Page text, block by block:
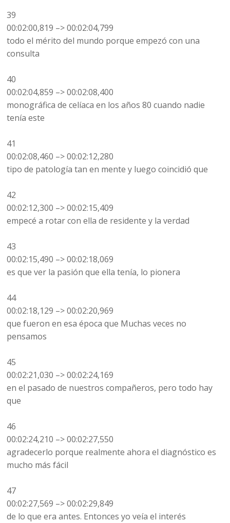
39
00:02:00,819 –> 00:02:04,799
todo el mérito del mundo porque empezó con una
consulta
40
00:02:04,859 –> 00:02:08,400
monográfica de celíaca en los años 80 cuando nadie
tenía este
41
00:02:08,460 –> 00:02:12,280
tipo de patología tan en mente y luego coincidió que
42
00:02:12,300 –> 00:02:15,409
empecé a rotar con ella de residente y la verdad
43
00:02:15,490 –> 00:02:18,069
es que ver la pasión que ella tenía, lo pionera
44
00:02:18,129 –> 00:02:20,969
que fueron en esa época que Muchas veces no
pensamos
45
00:02:21,030 –> 00:02:24,169
en el pasado de nuestros compañeros, pero todo hay
que
46
00:02:24,210 –> 00:02:27,550
agradecerlo porque realmente ahora el diagnóstico es
mucho más fácil
47
00:02:27,569 –> 00:02:29,849
de lo que era antes. Entonces yo veía el interés